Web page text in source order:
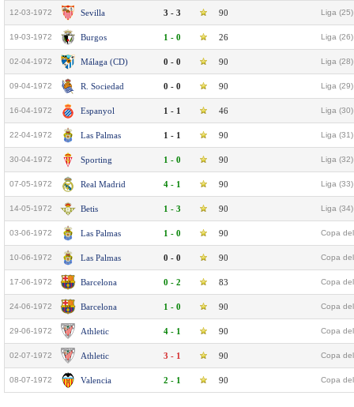
12-03-1972 Sevilla 3 - 3 90 Liga (25)
19-03-1972 Burgos 1 - 0 26 Liga (26)
02-04-1972 Málaga (CD) 0 - 0 90 Liga (28)
09-04-1972 R. Sociedad 0 - 0 90 Liga (29)
16-04-1972 Espanyol 1 - 1 46 Liga (30)
22-04-1972 Las Palmas 1 - 1 90 Liga (31)
30-04-1972 Sporting 1 - 0 90 Liga (32)
07-05-1972 Real Madrid 4 - 1 90 Liga (33)
14-05-1972 Betis 1 - 3 90 Liga (34)
03-06-1972 Las Palmas 1 - 0 90 Copa
10-06-1972 Las Palmas 0 - 0 90 Copa
17-06-1972 Barcelona 0 - 2 83 Copa
24-06-1972 Barcelona 1 - 0 90 Copa
29-06-1972 Athletic 4 - 1 90 Copa
02-07-1972 Athletic 3 - 1 90 Copa
08-07-1972 Valencia 2 - 1 90 Copa